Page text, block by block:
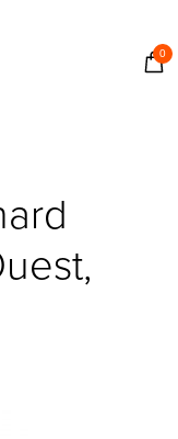
0